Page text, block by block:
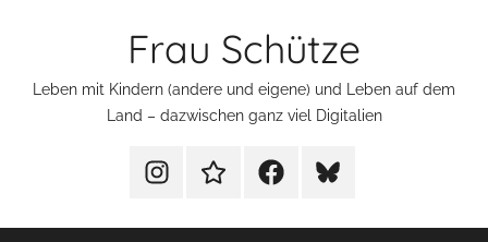
Frau Schütze
Leben mit Kindern (andere und eigene) und Leben auf dem
Land – dazwischen ganz viel Digitalien
MenüeintragMenüeintragMenüeintragMenüeintrag